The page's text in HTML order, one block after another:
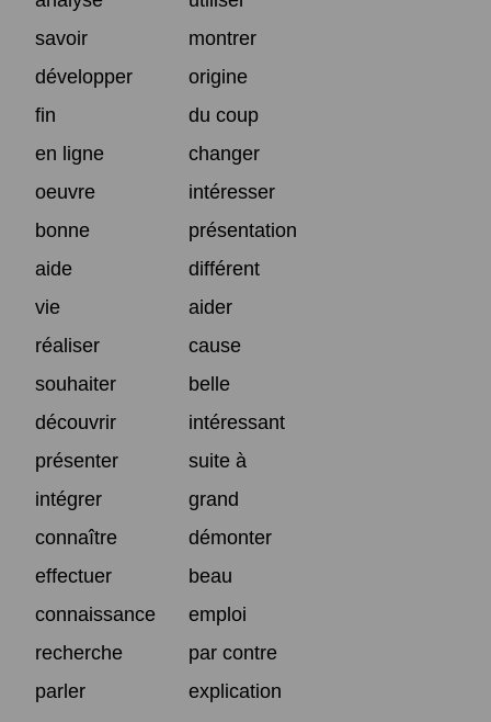
savoir
montrer
développer
origine
fin
du coup
en ligne
changer
oeuvre
intéresser
bonne
présentation
aide
différent
vie
aider
réaliser
cause
souhaiter
belle
découvrir
intéressant
présenter
suite à
intégrer
grand
connaître
démonter
effectuer
beau
connaissance
emploi
recherche
par contre
parler
explication